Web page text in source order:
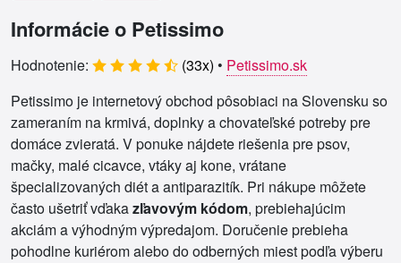
Informácie o Petissimo
Hodnotenie: (33x) • Petissimo.sk
Petissimo je internetový obchod pôsobiaci na Slovensku so
zameraním na krmivá, doplnky a chovateľské potreby pre
domáce zvieratá. V ponuke nájdete riešenia pre psov,
mačky, malé cicavce, vtáky aj kone, vrátane
špecializovaných diét a antiparazitík. Pri nákupe môžete
často ušetriť vďakazľavovým kódom, prebiehajúcim
akciám a výhodným výpredajom. Doručenie prebieha
pohodlne kuriérom alebo do odberných miest podľa výberu